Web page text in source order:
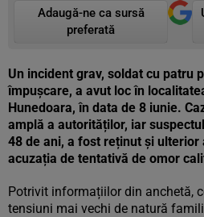
Adaugă-ne ca sursă
preferată
Un incident grav, soldat cu patru
împușcare, a avut loc în
Hunedoara, în data de 8 iunie.
amplă a autorităților, iar
48 de ani, a fost reținut și
acuzația de tentativă de omor
Potrivit informațiilor din anchetă,
tensiuni mai vechi de natură